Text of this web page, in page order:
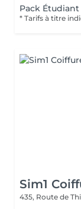
Pack Étudiant
Sim1
435, Route de